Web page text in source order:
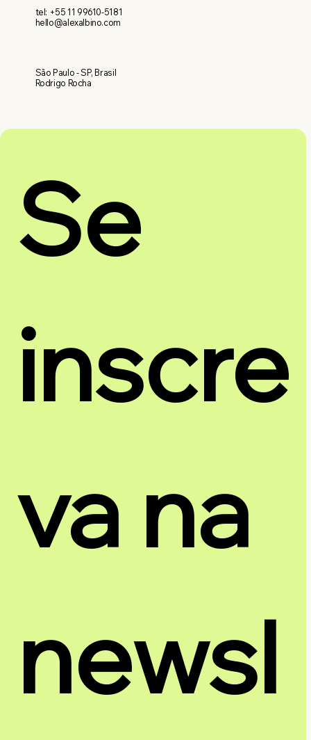
tel: +55 11 99610-5181
hello@alexalbino.com
São Paulo - SP, Brasil
Rodrigo Rocha
Se
inscre
va na
newsl